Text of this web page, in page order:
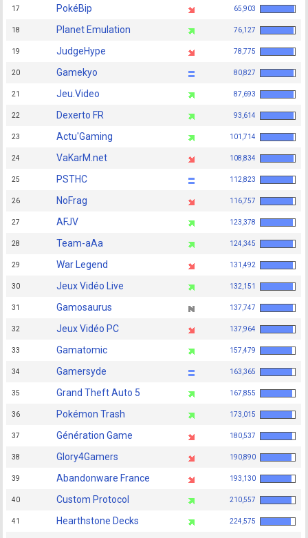
17 PokéBip 65,903
18 Planet Emulation 76,127
19 JudgeHype 78,775
20 Gamekyo 80,827
21 Jeu.Video 87,693
22 Dexerto FR 93,614
23 Actu'Gaming 101,714
24 VaKarM.net 108,834
25 PSTHC 112,823
26 NoFrag 116,757
27 AFJV 123,378
28 Team-aAa 124,345
29 War Legend 131,492
30 Jeux Vidéo Live 132,151
31 Gamosaurus 137,747
32 Jeux Vidéo PC 137,964
33 Gamatomic 157,479
34 Gamersyde 163,365
35 Grand Theft Auto 5 167,855
36 Pokémon Trash 173,015
37 Génération Game 180,537
38 Glory4Gamers 190,890
39 Abandonware France 193,130
40 Custom Protocol 210,557
41 Hearthstone Decks 224,575